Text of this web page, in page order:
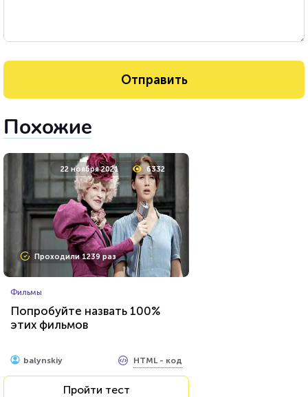
Похожие
22 ноября 2021 6332
Проходили 1239 раз
Фильмы
Попробуйте назвать 100%
этих фильмов
balynskiy HTML - код
Пройти тест